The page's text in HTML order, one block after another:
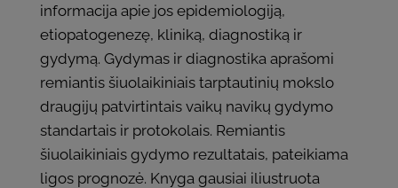
informacija apie jos epidemiologiją,
etiopatogenezę, kliniką, diagnostiką ir
gydymą. Gydymas ir diagnostika aprašomi
remiantis šiuolaikiniais tarptautinių mokslo
draugijų patvirtintais vaikų navikų gydymo
standartais ir protokolais. Remiantis
šiuolaikiniais gydymo rezultatais, pateikiama
ligos prognozė. Knyga gausiai iliustruota